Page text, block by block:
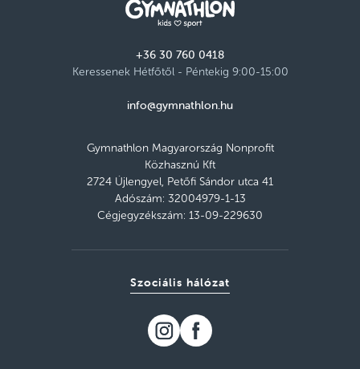
+36 30 760 0418
Keressenek Hétfőtől - Péntekig 9:00-15:00
info@gymnathlon.hu
Gymnathlon Magyarország Nonprofit
Közhasznú Kft
2724 Újlengyel, Petőfi Sándor utca 41
Adószám: 32004979-1-13
Cégjegyzékszám: 13-09-229630
Szociális hálózat